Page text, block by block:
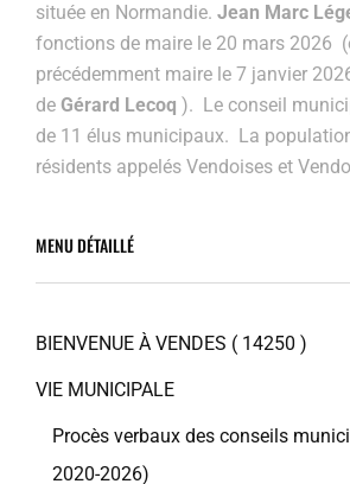
située en Normandie. Jean Marc
fonctions de maire le 20 mars 2026
précédemment maire le 7 janvier
de Gérard Lecoq ). Le conseil
de 11 élus municipaux. La
résidents appelés Vendoises et
MENU DÉTAILLÉ
BIENVENUE À VENDES ( 14250 )
VIE MUNICIPALE
Procès verbaux des conseils
2020-2026)